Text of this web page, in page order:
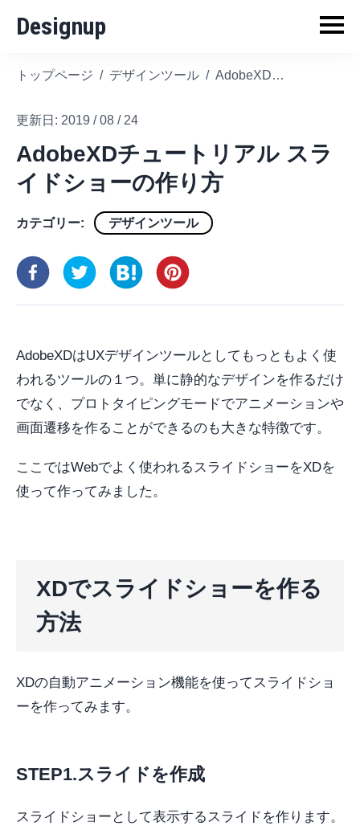
Designup
トップページ / デザインツール / AdobeXDチュートリアル スライドショーの作り方
更新日: 2019 / 08 / 24
AdobeXDチュートリアル スラ
イドショーの作り方
カテゴリー: デザインツール
AdobeXDはUXデザインツールとしてもっともよく使
われるツールの１つ。単に静的なデザインを作るだけ
でなく、プロトタイピングモードでアニメーションや
画面遷移を作ることができるのも大きな特徴です。
ここではWebでよく使われるスライドショーをXDを
使って作ってみました。
XDでスライドショーを作る
方法
XDの自動アニメーション機能を使ってスライドショ
ーを作ってみます。
STEP1.スライドを作成
スライドショーとして表示するスライドを作ります。